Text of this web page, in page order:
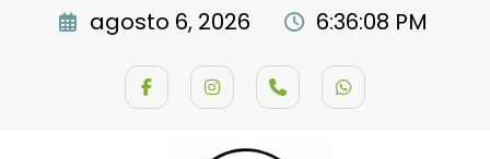
agosto 6, 2026 6:36:09 PM